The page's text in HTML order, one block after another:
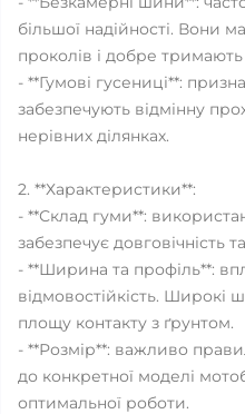
більшої надійності. Вони
проколів і добре
- **Гумові гусениці**:
забезпечують відмінну
нерівних ділянках.
2. **Характеристики**:
- **Склад гуми**:
забезпечує довговічність
- **Ширина та профіль**:
відмовостійкість.
площу контакту з ґрунтом.
- **Розмір**: важливо
до конкретної моделі
оптимальної роботи.